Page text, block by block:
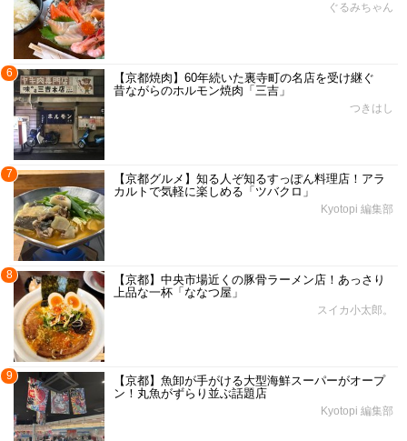
ぐるみちゃん
6
【京都焼肉】60年続いた裏寺町の名店を受け継ぐ
昔ながらのホルモン焼肉「三吉」
つきはし
7
【京都グルメ】知る人ぞ知るすっぽん料理店！アラ
カルトで気軽に楽しめる「ツバクロ」
Kyotopi 編集部
8
【京都】中央市場近くの豚骨ラーメン店！あっさり
上品な一杯「ななつ屋」
スイカ小太郎。
9
【京都】魚卸が手がける大型海鮮スーパーがオープ
ン！丸魚がずらり並ぶ話題店
Kyotopi 編集部